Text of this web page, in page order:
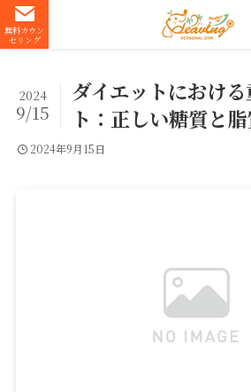
無料カウン
セリング
ダイエットにおけ
ト：正しい糖質と
2024
9/15
2024年9月15日